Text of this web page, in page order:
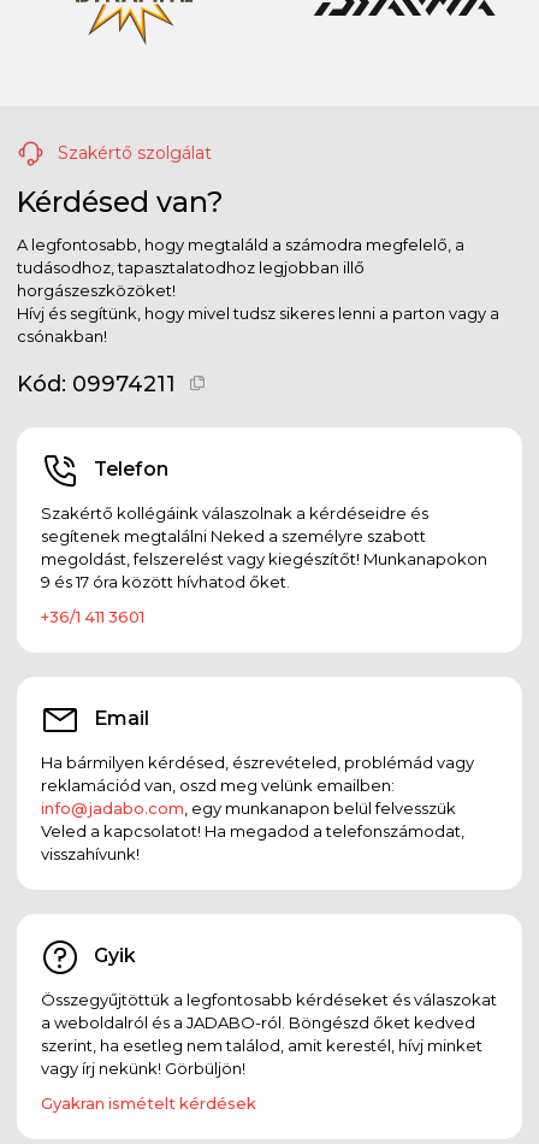
Szakértő szolgálat
Kérdésed van?
A legfontosabb, hogy megtaláld a számodra megfelelő, a
tudásodhoz, tapasztalatodhoz legjobban illő
horgászeszközöket!
Hívj és segítünk, hogy mivel tudsz sikeres lenni a parton vagy a
csónakban!
Kód: 09974211
Telefon
Szakértő kollégáink válaszolnak a kérdéseidre és
segítenek megtalálni Neked a személyre szabott
megoldást, felszerelést vagy kiegészítőt! Munkanapokon
9 és 17 óra között hívhatod őket.
+36/1 411 3601
Email
Ha bármilyen kérdésed, észrevételed, problémád vagy
reklamációd van, oszd meg velünk emailben:
info@jadabo.com , egy munkanapon belül felvesszük
Veled a kapcsolatot! Ha megadod a telefonszámodat,
visszahívunk!
Gyik
Összegyűjtöttük a legfontosabb kérdéseket és válaszokat
a weboldalról és a JADABO-ról. Böngészd őket kedved
szerint, ha esetleg nem találod, amit kerestél, hívj minket
vagy írj nekünk! Görbüljön!
Gyakran ismételt kérdések